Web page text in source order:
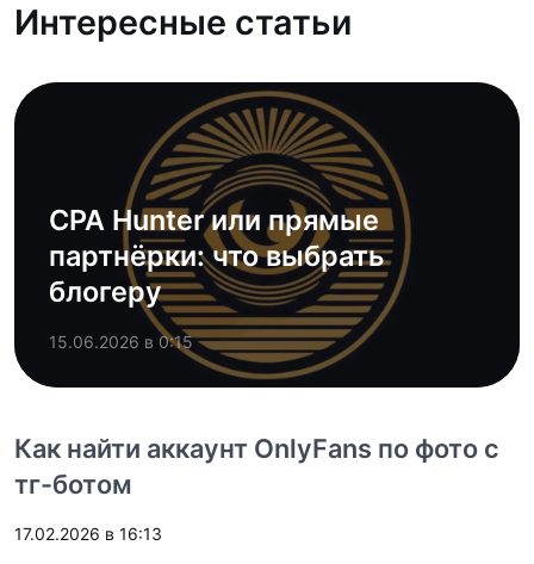
Интересные статьи
CPA Hunter или прямые
партнёрки: что выбрать
блогеру
15.06.2026 в 0:15
Как найти аккаунт OnlyFans по фото с
тг-ботом
17.02.2026 в 16:13